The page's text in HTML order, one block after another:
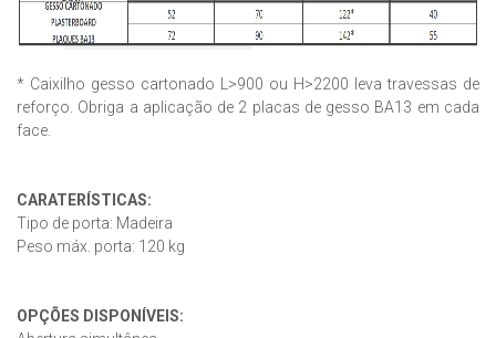
* Caixilho gesso cartonado L>900 ou H>2200 leva travessas de
reforço. Obriga a aplicação de 2 placas de gesso BA13 em cada
face.
CARATERÍSTICAS:
Tipo de porta: Madeira
Peso máx. porta: 120 kg
OPÇÕES DISPONÍVEIS: